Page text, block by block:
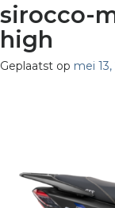
sirocco-
high
Geplaatst op mei